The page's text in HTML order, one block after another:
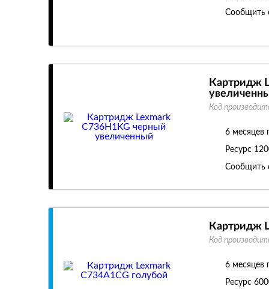
Сообщить
Картридж
Код
6 месяцев
Ресурс
Сообщить
Картридж
Код
6 месяцев
Ресурс